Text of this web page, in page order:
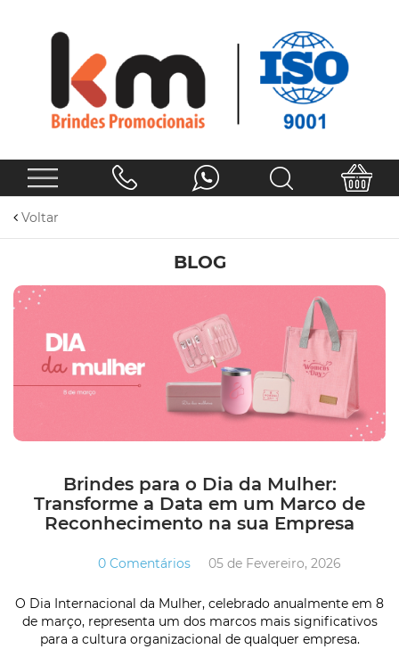
Voltar
BLOG
Brindes para o Dia da Mulher:
Transforme a Data em um Marco de
Reconhecimento na sua Empresa
0 Comentários 05 de Fevereiro, 2026
O Dia Internacional da Mulher, celebrado anualmente em 8
de março, representa um dos marcos mais significativos
para a cultura organizacional de qualquer empresa.